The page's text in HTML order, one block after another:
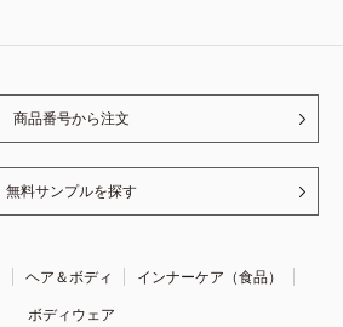
商品番号から注文
無料サンプルを探す
ヘア＆ボディ
インナーケア（食品）
ボディウェア